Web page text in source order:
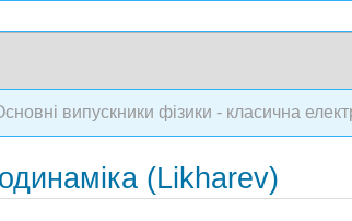
випускники фізики - класична
(Likharev)